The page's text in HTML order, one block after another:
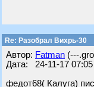
Re: Разобрал Вихрь-30
Автор: Fatman (---
Дата: 24-11-17 07:05
федот68( Калуга)